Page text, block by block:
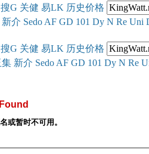
搜G 关健 易LK 历史价格
新介 Sedo AF GD 101 Dy N Re Uni